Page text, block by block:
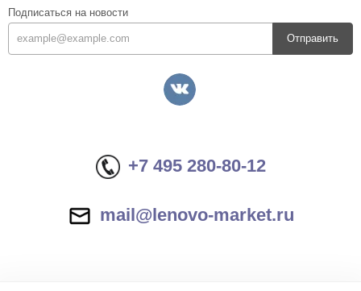
Подписаться на новости
Отправить
+7 495 280-80-12
mail@lenovo-market.ru